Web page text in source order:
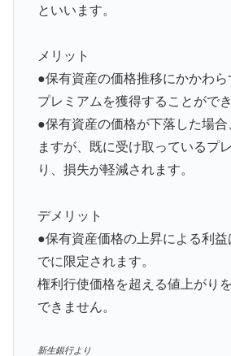
といいます。
メリット
●保有資産の価格推移にかかわ
プレミアムを獲得することができ
●保有資産の価格が下落した場合
ますが、既に受け取っているプ
り、損失が軽減されます。
デメリット
●保有資産価格の上昇による利益
でに限定されます。
権利行使価格を超える値上がり
できません。
新生銀行より